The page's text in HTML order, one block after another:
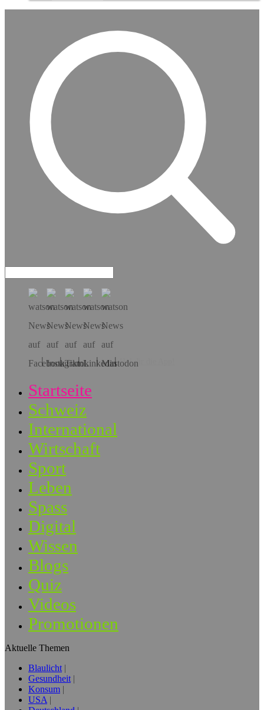
Hol dir die App!
Startseite
Schweiz
International
Wirtschaft
Sport
Leben
Spass
Digital
Wissen
Blogs
Quiz
Videos
Promotionen
Aktuelle Themen
Blaulicht
Gesundheit
Konsum
USA